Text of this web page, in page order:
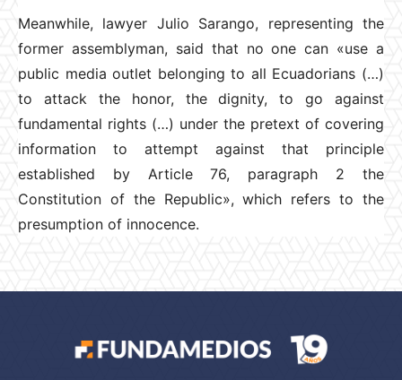
Meanwhile, lawyer Julio Sarango, representing the
former assemblyman, said that no one can «use a
public media outlet belonging to all Ecuadorians (…)
to attack the honor, the dignity, to go against
fundamental rights (…) under the pretext of covering
information to attempt against that principle
established by Article 76, paragraph 2 the
Constitution of the Republic», which refers to the
presumption of innocence.